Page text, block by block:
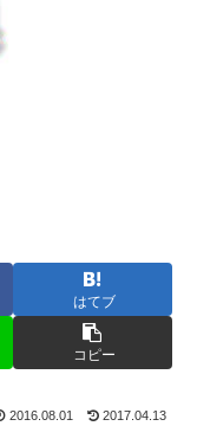
はてブ
コピー
2016.08.01 2017.04.13